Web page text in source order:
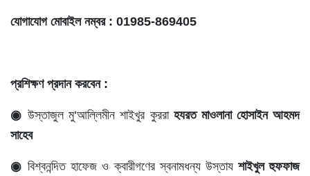
যোগাযোগ মোবাইল নম্বর : 01985-869405
প্রশিক্ষণ প্রদান করবেন :
◉উস্তাজুল মু‘আল্লিমীন শাইখুর কুররা হযরত মাওলানা হোসাইন আহমদ
সাহেব
◉বিশ্বনন্দিত হাফেজ ও ক্বারীগণের স্বনামধন্য উস্তাযশাইখুল হুফফাজ